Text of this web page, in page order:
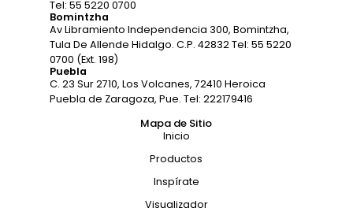
Tel: 55 5220 0700
Bomintzha
Av Libramiento Independencia 300, Bomintzha,
Tula De Allende Hidalgo. C.P. 42832 Tel: 55 5220
0700 (Ext. 198)
Puebla
C. 23 Sur 2710, Los Volcanes, 72410 Heroica
Puebla de Zaragoza, Pue. Tel: 222179416
Mapa de Sitio
Inicio
Productos
Inspírate
Visualizador